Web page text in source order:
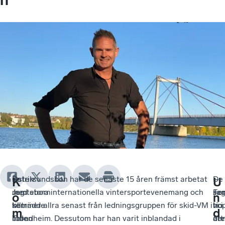
Patrik
Jemteborn
tillträdde
rollen
–
Jag
ser
bara
K
o
m
Östersundsbon har de senaste 15 åren främst arbetat
med stora internationella vintersportevenemang och
kommer allra senast från ledningsgruppen för skid-VM i
Trondheim. Dessutom har han varit inblandad i
–
Jag
att
U
n
d
De
tio
–
vi i